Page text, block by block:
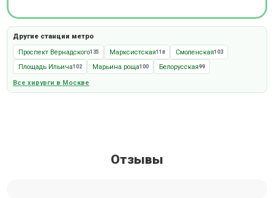
Другие станции метро
Проспект Вернадского135 Марксистская118 Смоленская103
Площадь Ильича102 Марьина роща100 Белорусская99
Все хирурги в Москве
Отзывы